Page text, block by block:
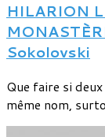
HILARION
Sokolovski
Que faire si
même nom,